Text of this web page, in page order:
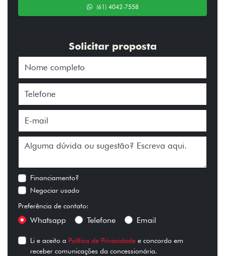
(61) 4042-7558
Solicitar proposta
Financiamento?
Negociar usado
Preferência de contato:
Whatsapp Telefone Email
Li e aceito a Política de Privacidade e concordo em
receber comunicações da concessionária.